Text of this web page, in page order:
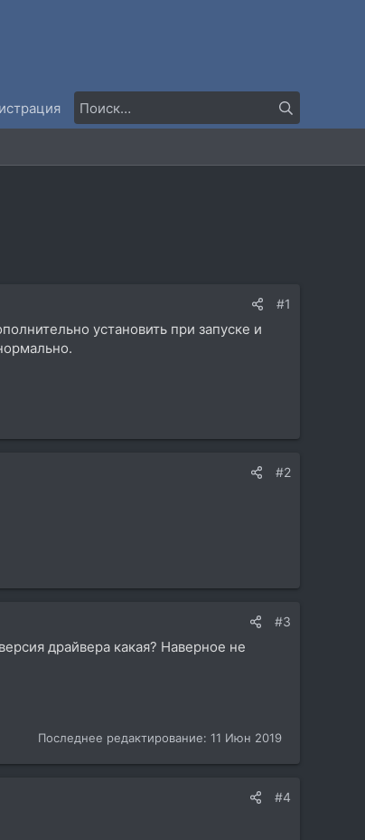
#1
установить при запуске и
#2
#3
драйвера какая? Наверное не
Последнее редактирование: 11 Июн 2019
#4